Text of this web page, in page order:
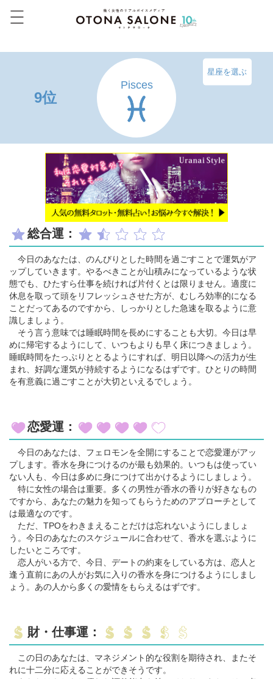
9位
Pisces
星座を選ぶ
総合運：
今日のあなたは、のんびりとした時間を過ごすことで運気がア
ップしていきます。やるべきことが山積みになっているような状
態でも、ひたすら仕事を続ければ片付くとは限りません。適度に
休息を取って頭をリフレッシュさせた方が、むしろ効率的になる
ことだってあるのですから、しっかりとした急速を取るように意
識しましょう。
そう言う意味では睡眠時間を長めにすることも大切。今日は早
めに帰宅するようにして、いつもよりも早く床につきましょう。
睡眠時間をたっぷりととるようにすれば、明日以降への活力が生
まれ、好調な運気が持続するようになるはずです。ひとりの時間
を有意義に過ごすことが大切といえるでしょう。
恋愛運：
今日のあなたは、フェロモンを全開にすることで恋愛運がアッ
プします。香水を身につけるのが最も効果的。いつもは使ってい
ない人も、今日は多めに身につけて出かけるようにしましょう。
特に女性の場合は重要。多くの男性が香水の香りが好きなもの
ですから、あなたの魅力を知ってもらうためのアプローチとして
は最適なのです。
ただ、TPOをわきまえることだけは忘れないようにしましょ
う。今日のあなたのスケジュールに合わせて、香水を選ぶように
したいところです。
恋人がいる方で、今日、デートの約束をしている方は、恋人と
逢う直前にあの人がお気に入りの香水を身につけるようにしまし
ょう。あの人から多くの愛情をもらえるはずです。
財・仕事運：
この日のあなたは、マネジメント的な役割を期待され、またそ
れに十二分に応えることができそうです。